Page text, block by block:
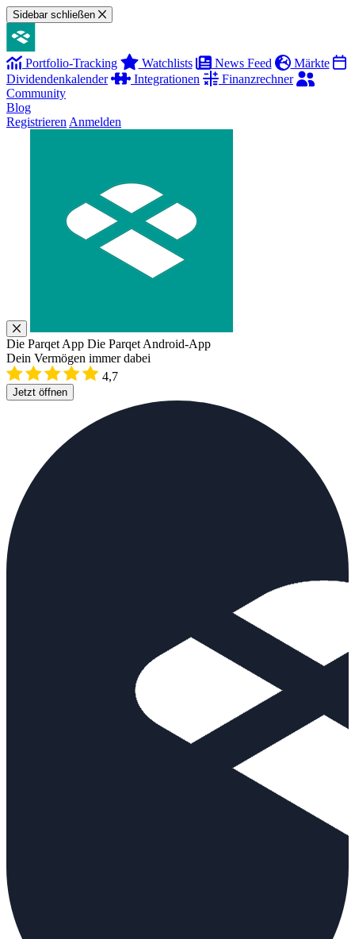
Sidebar schließen
Portfolio-Tracking Watchlists News Feed
Märkte
Dividendenkalender
Integrationen
Finanzrechner
Community
Blog
Registrieren Anmelden
Die Parqet App Die Parqet Android-App
Dein Vermögen immer dabei
4,7
Jetzt öffnen